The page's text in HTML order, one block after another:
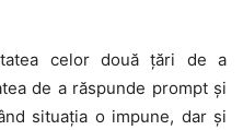
celor două țări de a
de a răspunde prompt și
situația o impune, dar și